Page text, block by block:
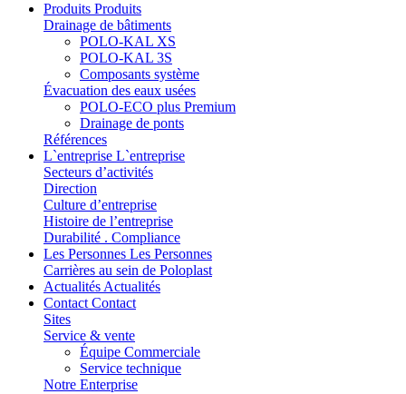
Produits Produits
Drainage de bâtiments
POLO-KAL XS
POLO-KAL 3S
Composants système
Évacuation des eaux usées
POLO-ECO plus Premium
Drainage de ponts
Références
L`entreprise L`entreprise
Secteurs d’activités
Direction
Culture d’entreprise
Histoire de l’entreprise
Durabilité . Compliance
Les Personnes Les Personnes
Carrières au sein de Poloplast
Actualités Actualités
Contact Contact
Sites
Service & vente
Équipe Commerciale
Service technique
Notre Enterprise